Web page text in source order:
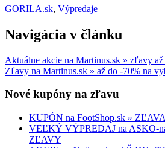
GORILA.sk, Výpredaje
Navigácia v článku
Aktuálne akcie na Martinus.sk » zľavy
Zľavy na Martinus.sk » až do -70% na
Nové kupóny na zľavu
KUPÓN na FootShop.sk »
VEĽKÝ VÝPREDAJ na ASKO-
ZĽAVY